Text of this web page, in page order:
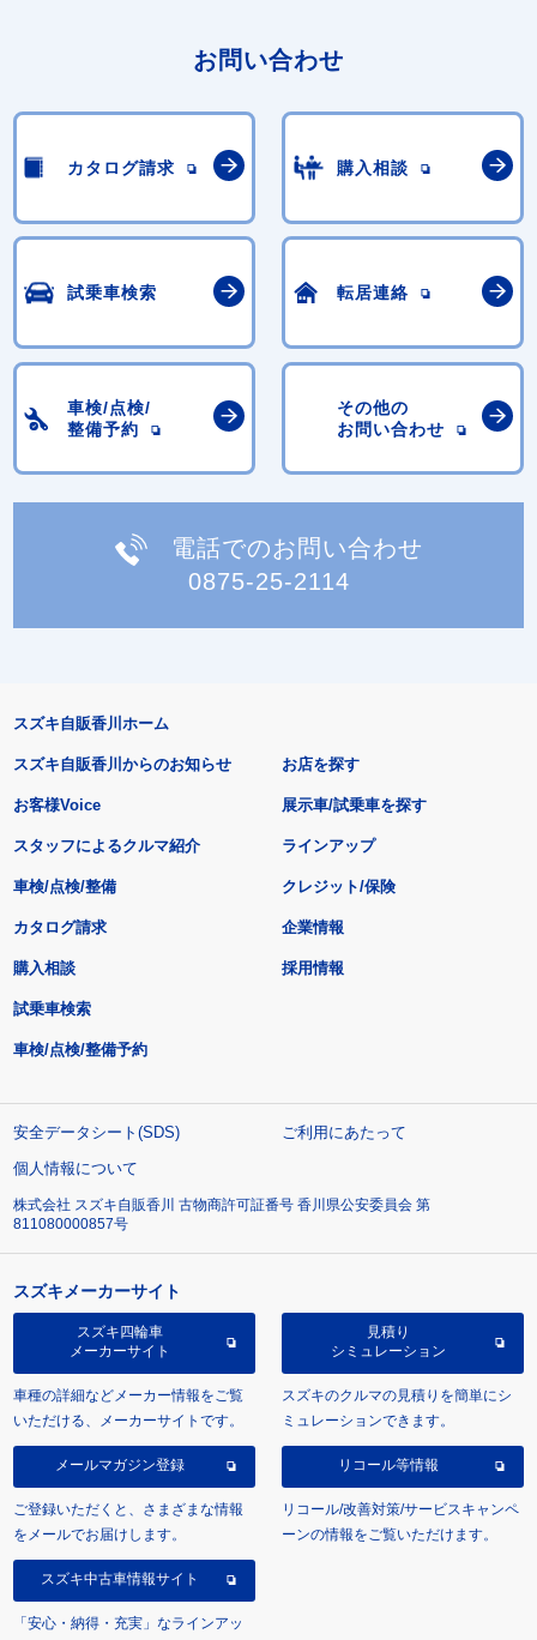
お問い合わせ
カタログ請求 購入相談
試乗車検索 転居連絡
車検/点検/
整備予約
その他の
お問い合わせ
電話でのお問い合わせ
0875-25-2114
スズキ自販香川ホーム
スズキ自販香川からのお知らせ
お客様Voice
スタッフによるクルマ紹介
お店を探す
展示車/試乗車を探す
ラインアップ
車検/点検/整備 クレジット/保険
カタログ請求
購入相談
試乗車検索
車検/点検/整備予約
企業情報
採用情報
安全データシート(SDS)
ご利用にあたって
個人情報について
株式会社 スズキ自販香川 古物商許可証番号 香川県公安委員会 第
811080000857号
スズキメーカーサイト
スズキ四輪車
メーカーサイト
車種の詳細などメーカー情報をご覧
いただける、メーカーサイトです。
見積り
シミュレーション
スズキのクルマの見積りを簡単にシ
ミュレーションできます。
メールマガジン登録
ご登録いただくと、さまざまな情報
をメールでお届けします。
リコール等情報
リコール/改善対策/サービスキャンペ
ーンの情報をご覧いただけます。
スズキ中古車情報サイト
「安心・納得・充実」なラインアッ